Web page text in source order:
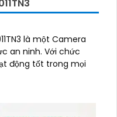
là một Camera
Với chức
động tốt trong mọi